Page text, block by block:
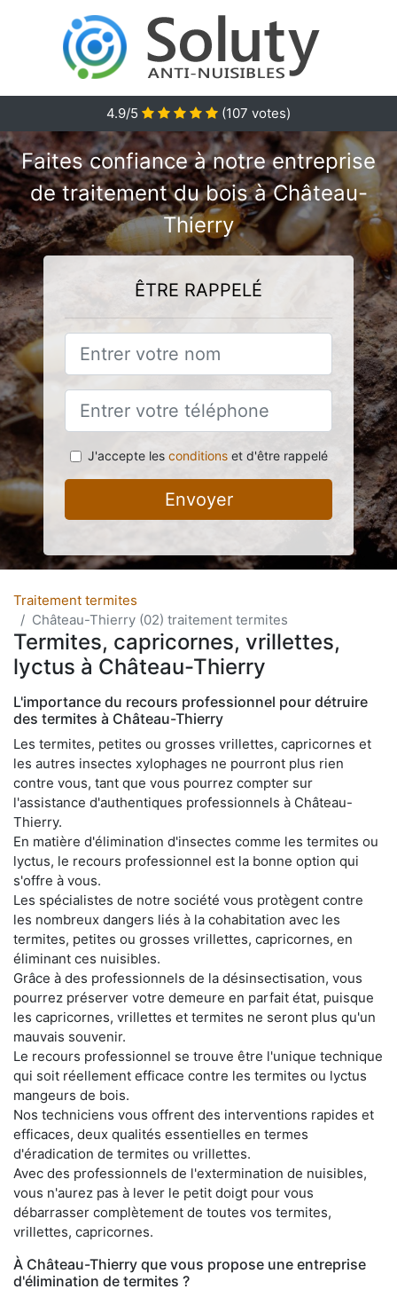
4.9/5 (107 votes)
Faites confiance à notre entreprise
de traitement du bois à Château-
Thierry
ÊTRE RAPPELÉ
J'accepte les conditionset d'être rappelé
Envoyer
Traitement termites
Château-Thierry (02) traitement termites
Termites, capricornes, vrillettes,
lyctus à Château-Thierry
L'importance du recours professionnel pour détruire
des termites à Château-Thierry
Les termites, petites ou grosses vrillettes, capricornes et
les autres insectes xylophages ne pourront plus rien
contre vous, tant que vous pourrez compter sur
l'assistance d'authentiques professionnels à Château-
Thierry.
En matière d'élimination d'insectes comme les termites ou
lyctus, le recours professionnel est la bonne option qui
s'offre à vous.
Les spécialistes de notre société vous protègent contre
les nombreux dangers liés à la cohabitation avec les
termites, petites ou grosses vrillettes, capricornes, en
éliminant ces nuisibles.
Grâce à des professionnels de la désinsectisation, vous
pourrez préserver votre demeure en parfait état, puisque
les capricornes, vrillettes et termites ne seront plus qu'un
mauvais souvenir.
Le recours professionnel se trouve être l'unique technique
qui soit réellement efficace contre les termites ou lyctus
mangeurs de bois.
Nos techniciens vous offrent des interventions rapides et
efficaces, deux qualités essentielles en termes
d'éradication de termites ou vrillettes.
Avec des professionnels de l'extermination de nuisibles,
vous n'aurez pas à lever le petit doigt pour vous
débarrasser complètement de toutes vos termites,
vrillettes, capricornes.
À Château-Thierry que vous propose une entreprise
d'élimination de termites ?